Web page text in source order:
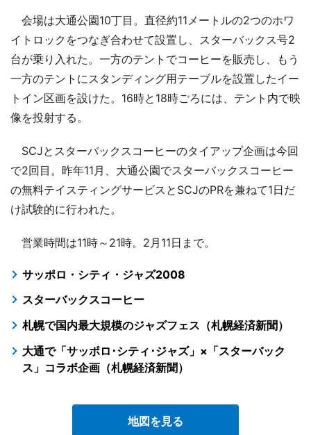
会場は大通公園10丁目。直径約11メートルの2つのホワ
イトロックをつなぎ合わせて設置し、スターバックス号2
台が乗り入れた。一方のテントでコーヒーを販売し、もう
一方のテントにスタンディング用テーブルを設置したイー
トイン区画を設けた。16時と18時ごろには、テント内で映
像を投射する。
SCJとスターバックスコーヒーのタイアップ企画は今回
で2回目。昨年11月、大通公園でスターバックスコーヒー
の無料テイスティングサービスとSCJのPRを兼ねて1日だ
け試験的に行われた。
営業時間は11時～21時。2月11日まで。
サッポロ・シティ・ジャズ2008
スターバックスコーヒー
札幌で国内最大規模のジャズフェス（札幌経済新聞）
大通で「サッポロ･シティ･ジャズ」×「スターバック
ス」コラボ企画（札幌経済新聞）
地図を見る